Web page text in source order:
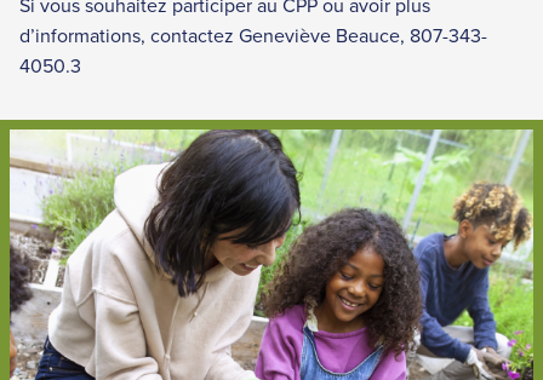
d’informations, contactez Geneviève Beauce, 807-343-
4050.3